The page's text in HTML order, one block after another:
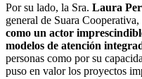
Por su lado, la Sra. Laura
general de Suara
como un actor
modelos de atención
personas como por su
puso en valor los proyectos